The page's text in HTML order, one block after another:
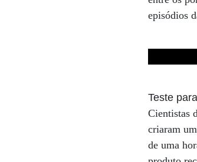
episódios
Teste
Cientistas
criaram
de uma